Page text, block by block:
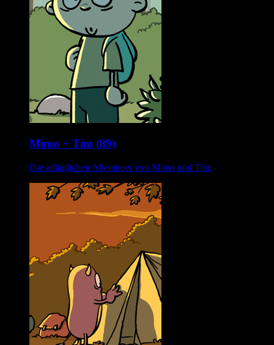
Mimo + Tim (89)
Die alltäglichen Abenteuer von Mimo und Tim.